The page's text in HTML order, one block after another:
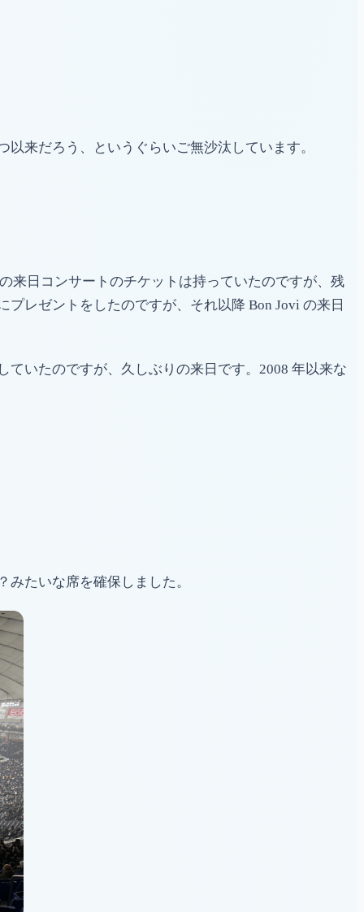
来だろう、というぐらいご無沙汰しています。
来日コンサートのチケットは持っていたのですが、残
レゼントをしたのですが、それ以降 Bon Jovi の来日
いたのですが、久しぶりの来日です。2008 年以来な
たいな席を確保しました。